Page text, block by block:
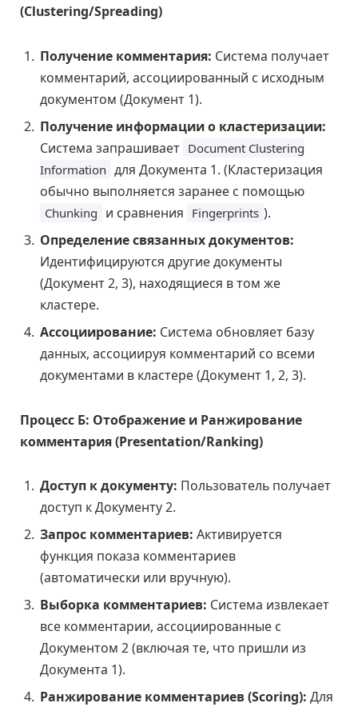
(Clustering/Spreading)
Получение комментария: Система получает
комментарий, ассоциированный с исходным
документом (Документ 1).
Получение информации о кластеризации:
Система запрашивает Document Clustering
Information для Документа 1. (Кластеризация
обычно выполняется заранее с помощью
Chunking и сравнения Fingerprints ).
Определение связанных документов:
Идентифицируются другие документы
(Документ 2, 3), находящиеся в том же
кластере.
Ассоциирование: Система обновляет базу
данных, ассоциируя комментарий со всеми
документами в кластере (Документ 1, 2, 3).
Процесс Б: Отображение и Ранжирование
комментария (Presentation/Ranking)
Доступ к документу: Пользователь получает
доступ к Документу 2.
Запрос комментариев: Активируется
функция показа комментариев
(автоматически или вручную).
Выборка комментариев: Система извлекает
все комментарии, ассоциированные с
Документом 2 (включая те, что пришли из
Документа 1).
Ранжирование комментариев (Scoring): Для